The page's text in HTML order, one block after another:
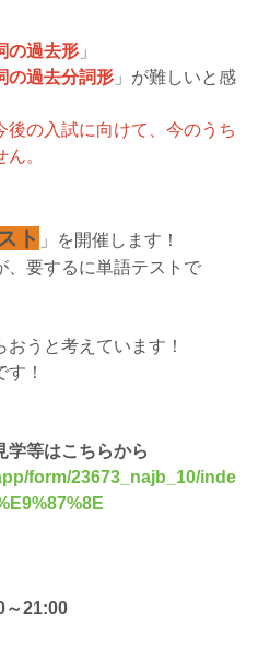
の過去形 」
の過去分詞形 」が難しいと感
後の入試に向けて、今のうち
。
ト 」を開催します！
要するに単語テストで
うと考えています！
！
学等はこちらから
form/23673_najb_10/inde
～21:00